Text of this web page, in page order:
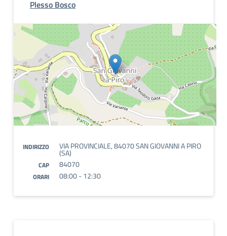
Plesso Bosco
INDIRIZZO VIA PROVINCIALE, 84070 SAN GIOVANNI A PIRO
(SA)
CAP 84070
ORARI 08:00 - 12:30